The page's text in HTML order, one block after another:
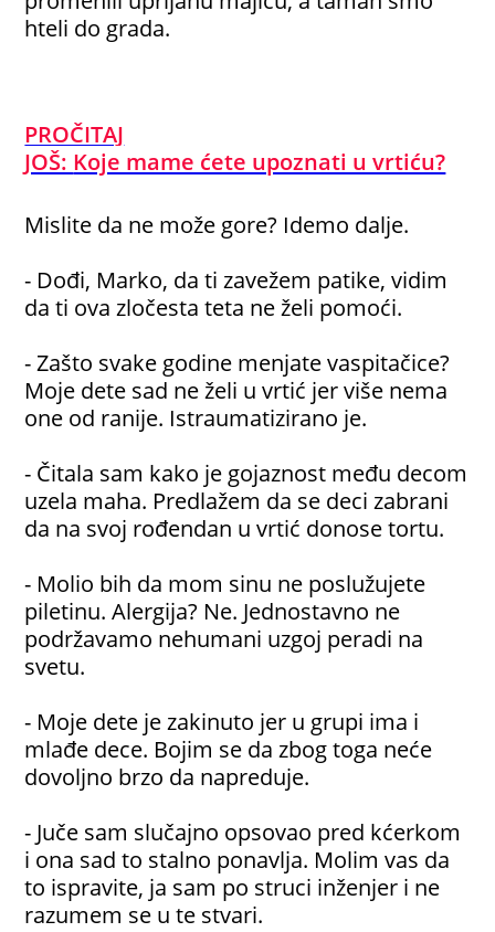
hteli do grada.
PROČITAJ
JOŠ: Koje mame ćete upoznati u vrtiću?
Mislite da ne može gore? Idemo dalje.
- Dođi, Marko, da ti zavežem patike, vidim
da ti ova zločesta teta ne želi pomoći.
- Zašto svake godine menjate vaspitačice?
Moje dete sad ne želi u vrtić jer više nema
one od ranije. Istraumatizirano je.
- Čitala sam kako je gojaznost među decom
uzela maha. Predlažem da se deci zabrani
da na svoj rođendan u vrtić donose tortu.
- Molio bih da mom sinu ne poslužujete
piletinu. Alergija? Ne. Jednostavno ne
podržavamo nehumani uzgoj peradi na
svetu.
- Moje dete je zakinuto jer u grupi ima i
mlađe dece. Bojim se da zbog toga neće
dovoljno brzo da napreduje.
- Juče sam slučajno opsovao pred kćerkom
i ona sad to stalno ponavlja. Molim vas da
to ispravite, ja sam po struci inženjer i ne
razumem se u te stvari.